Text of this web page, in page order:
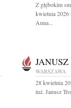
Z głębokim
kwietnia 2026
Anna...
WARSZAWA
28 kwietnia
inż. Janusz